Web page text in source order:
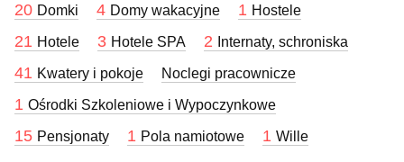
20 Domki 4 Domy wakacyjne 1 Hostele
21 Hotele 3 Hotele SPA 2 Internaty, schroniska
41 Kwatery i pokoje Noclegi pracownicze
1 Ośrodki Szkoleniowe i Wypoczynkowe
15 Pensjonaty 1 Pola namiotowe 1 Wille